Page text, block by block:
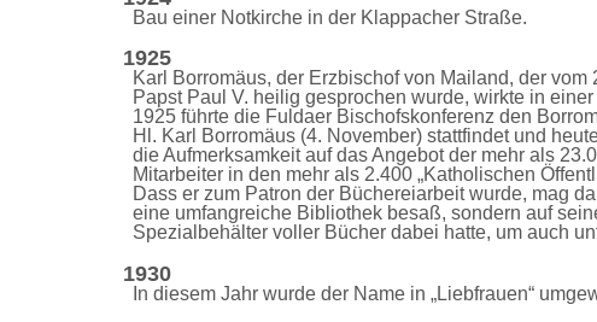
Bau einer Notkirche in der Klappacher Straße.
1925
Karl Borromäus, der Erzbischof von Mailand, der
Papst Paul V. heilig gesprochen wurde, wirkte in
1925 führte die Fuldaer Bischofskonferenz den
Hl. Karl Borromäus (4. November) stattfindet und
die Aufmerksamkeit auf das Angebot der mehr als
Mitarbeiter in den mehr als 2.400 „Katholischen
Dass er zum Patron der Büchereiarbeit wurde, mag
eine umfangreiche Bibliothek besaß, sondern auf
Spezialbehälter voller Bücher dabei hatte, um auch
1930
In diesem Jahr wurde der Name in „Liebfrauen“